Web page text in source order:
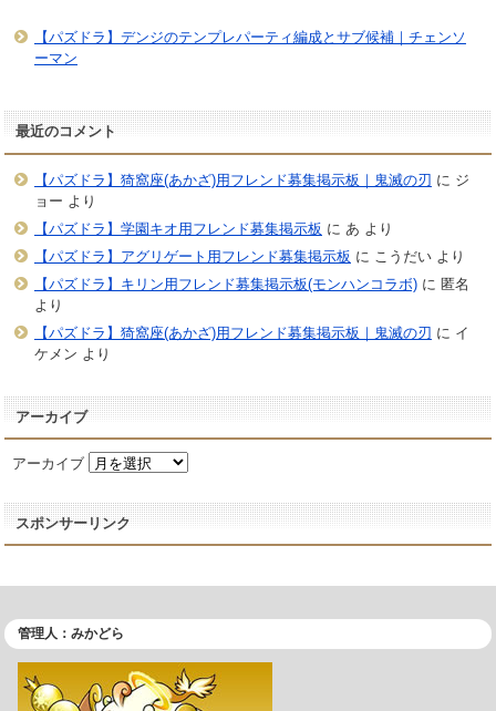
【パズドラ】デンジのテンプレパーティ編成とサブ候補｜チェンソ
ーマン
最近のコメント
【パズドラ】猗窩座(あかざ)用フレンド募集掲示板｜鬼滅の刃 に ジ
ョー より
【パズドラ】学園キオ用フレンド募集掲示板 に あ より
【パズドラ】アグリゲート用フレンド募集掲示板 に こうだいより
【パズドラ】キリン用フレンド募集掲示板(モンハンコラボ)に 匿名
より
【パズドラ】猗窩座(あかざ)用フレンド募集掲示板｜鬼滅の刃 に イ
ケメン より
アーカイブ
アーカイブ
スポンサーリンク
管理人：みかどら